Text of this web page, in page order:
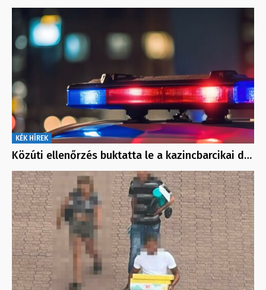
KÉK HÍREK
Közúti ellenőrzés buktatta le a kazincbarcikai d…